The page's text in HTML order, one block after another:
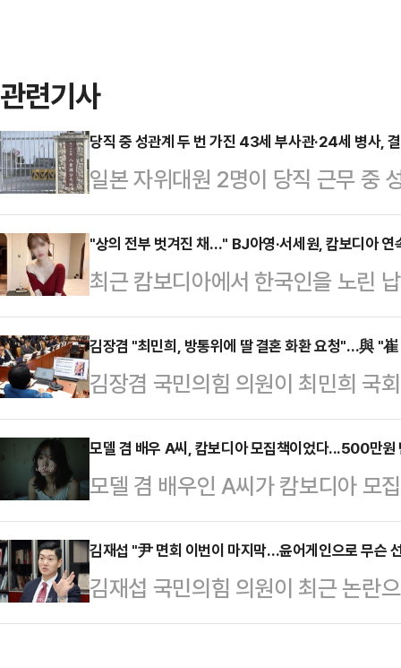
관련기사
당직 중 성관계 두 번 가진 43세 부사관·24세 병사,
일본 자위대원 2명이 당직 근무 중
받게 됐다.22일 오키나와타임즈
부사관 A(43·남)씨와 병사 B(24·
내렸다.제15고사특과연대 소속인
4일 당직 근무 중 부대에서 성관계
부대에 스스로 신고하면서 드러났
고 반성의 뜻을 나타내고 있다"고
"상의 전부 벗겨진 채…" BJ아영·서세원, 캄보디아 연
최근 캄보디아에서 한국인을 노린
년 전 고(故) BJ아영(본명 변아영)
변씨는 지난 2023년 6월2일 지인
도 프놈펜 인근 칸달주의 한 공사장
태로 발견됐다.캄보디아 현지 경찰
체포했다. 이들은 변씨가 자신들이
던 중 발작을 일으켜 사망했으며 이
지만 시신 발견 …
김장겸 "최민희, 방통위에 딸 결혼 화환 요청"…與 "
김장겸 국민의힘 의원이 최민희 국
주장과는 달리 국정감사 기간 중에
송통신위원회에 화환을 요구했다
회에서 열린 과방위 국정감사에서
았다"며 "이 전 위원장은 분명히 최
말했다.그러면서 김 의원은 이 전
개했다. 이날 공개된 대화 내용을
위원장 딸의 혼사가 있다는…
모델 겸 배우 A씨, 캄보디아 모집책이었다...500만원
모델 겸 배우인 A씨가 캄보디아 모
일고 있다.22일 동아일보에 따르면
서 일본어 통역을 구한다"고 제안
한 B씨는 아파트로 유인당한 후 남
권을 뺏겼다.이후 감금된 B씨는 성
김재섭 "尹 면회 이번이 마지막…윤어게인으로 무슨
김재섭 국민의힘 의원이 최근 논란
통령과의 면회에 대해 이번이 마지